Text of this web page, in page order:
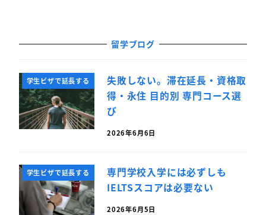
留学ブログ
学生ビザで延長する
失敗しない。滞在延長・資格取
得・永住 目的別 専門コース選
び
2026年6月6日
学生ビザで延長する
専門学校入学には必ずしも
IELTSスコアは必要ない
2026年6月5日